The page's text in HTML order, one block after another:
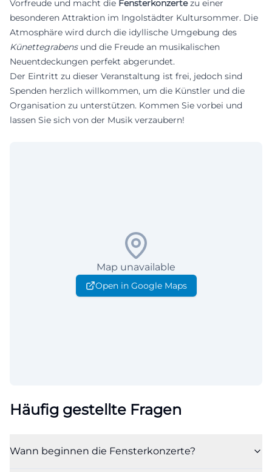
Vorfreude und macht die Fensterkonzertezu einer
besonderen Attraktion im Ingolstädter Kultursommer. Die
Atmosphäre wird durch die idyllische Umgebung des
Künettegrabensund die Freude an musikalischen
Neuentdeckungen perfekt abgerundet.
Der Eintritt zu dieser Veranstaltung ist frei, jedoch sind
Spenden herzlich willkommen, um die Künstler und die
Organisation zu unterstützen. Kommen Sie vorbei und
lassen Sie sich von der Musik verzaubern!
Map unavailable
Open in Google Maps
Häufig gestellte Fragen
Wann beginnen die Fensterkonzerte?